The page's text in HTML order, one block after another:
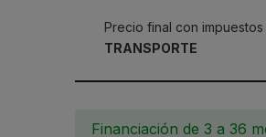
Precio final con
TRANSPORTE
Financiación de 3 a 36